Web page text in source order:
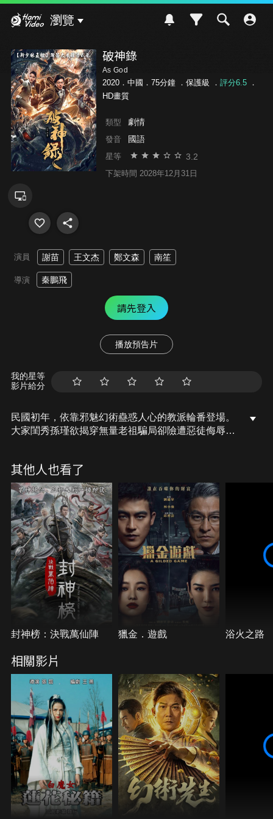
瀏覽
破神錄
As God
2020．中國．75分鐘 ． 保護級 ． 評分6.5．
HD畫質
類型 劇情
發音 國語
星等 3.2
下架時間 2028年12月31日
演員 謝苗 王文杰 鄭文森 南笙
導演 秦鵬飛
請先登入
播放預告片
我的星等
影片給分
民國初年，依靠邪魅幻術蠱惑人心的教派輪番登場。
大家閨秀孫瑾欲揭穿無量老祖騙局卻險遭惡徒侮辱，
瑾、師弟黎叔文團聚，三人發誓將手撕幻術迷局。然
而，在大破六甲宮傀儡陣之後，越陷越深的楊烈鈞與
黎書文背後各自的驚天秘密逐漸浮出水面，功夫雙雄
一念成神一念入魔，終極大戰一觸即發…
其他人也看了
封神榜：決戰萬仙陣 獵金．遊戲 浴火之路
相關影片